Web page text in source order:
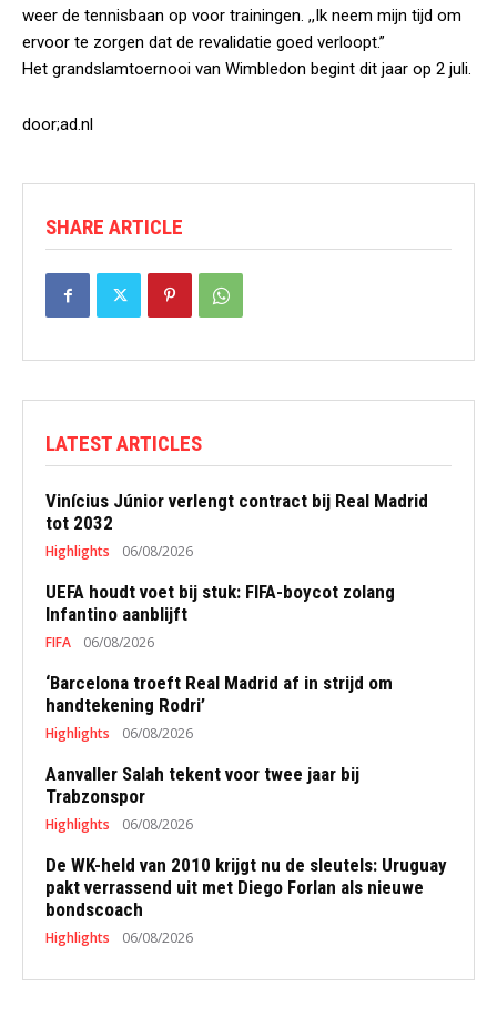
weer de tennisbaan op voor trainingen. ,,Ik neem mijn tijd om
ervoor te zorgen dat de revalidatie goed verloopt.”
Het grandslamtoernooi van Wimbledon begint dit jaar op 2 juli.
door;ad.nl
SHARE ARTICLE
LATEST ARTICLES
Vinícius Júnior verlengt contract bij Real Madrid
tot 2032
Highlights 06/08/2026
UEFA houdt voet bij stuk: FIFA-boycot zolang
Infantino aanblijft
FIFA 06/08/2026
‘Barcelona troeft Real Madrid af in strijd om
handtekening Rodri’
Highlights 06/08/2026
Aanvaller Salah tekent voor twee jaar bij
Trabzonspor
Highlights 06/08/2026
De WK-held van 2010 krijgt nu de sleutels: Uruguay
pakt verrassend uit met Diego Forlan als nieuwe
bondscoach
Highlights 06/08/2026